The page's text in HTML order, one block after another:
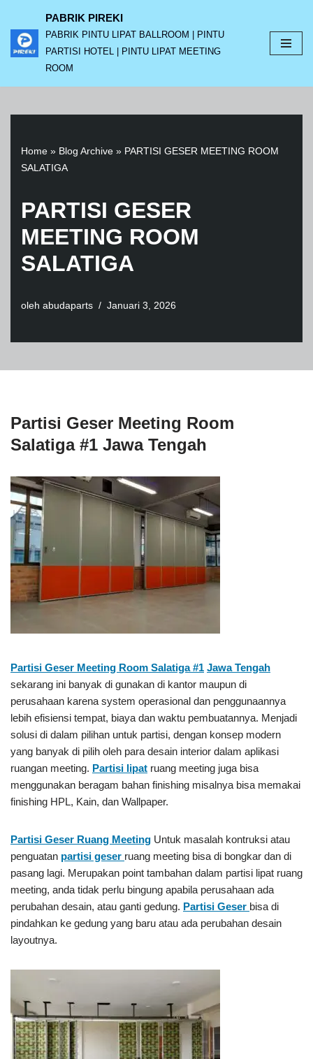
Lompat
ke
PABRIK PIREKI
PABRIK PINTU LIPAT BALLROOM | PINTU
PARTISI HOTEL | PINTU LIPAT MEETING
ROOM
Home » Blog Archive » PARTISI GESER MEETING ROOM
SALATIGA
PARTISI GESER
MEETING ROOM
SALATIGA
oleh abudaparts Januari 3, 2026
Partisi Geser Meeting Room
Salatiga #1 Jawa Tengah
Partisi Geser Meeting Room Salatiga #1 Jawa Tengah
sekarang ini banyak di gunakan di kantor maupun di
perusahaan karena system operasional dan penggunaannya
lebih efisiensi tempat, biaya dan waktu pembuatannya. Menjadi
solusi di dalam pilihan untuk partisi, dengan konsep modern
yang banyak di pilih oleh para desain interior dalam aplikasi
ruangan meeting. Partisi lipat ruang meeting juga bisa
menggunakan beragam bahan finishing misalnya bisa memakai
finishing HPL, Kain, dan Wallpaper.
Partisi Geser Ruang Meeting Untuk masalah kontruksi atau
penguatan partisi geser ruang meeting bisa di bongkar dan di
pasang lagi. Merupakan point tambahan dalam partisi lipat ruang
meeting, anda tidak perlu bingung apabila perusahaan ada
perubahan desain, atau ganti gedung. Partisi Geser bisa di
pindahkan ke gedung yang baru atau ada perubahan desain
layoutnya.